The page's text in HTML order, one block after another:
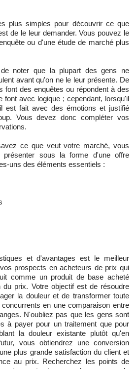
plus simples pour découvrir ce que
de le leur demander. Vous pouvez le
ou d'une étude de marché plus
noter que la plupart des gens ne
avant qu'on ne le leur présente. De
font des enquêtes ou répondent à des
font avec logique ; cependant, lorsqu'il
est fait avec des émotions et justifié
Vous devez donc compléter vos
ce que veut votre marché, vous
sous la forme d'une offre
uns des éléments essentiels :
et d'avantages est le meilleur
prospects en acheteurs de prix qui
comme un produit de base acheté
du prix. Votre objectif est de résoudre
la douleur et de transformer toute
en une comparaison entre
N'oubliez pas que les gens sont
à payer pour un traitement que pour
la douleur existante plutôt qu'en
vous obtiendrez une conversion
plus grande satisfaction du client et
au prix. Recherchez les points de